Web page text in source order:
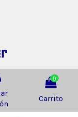
0
Carrito